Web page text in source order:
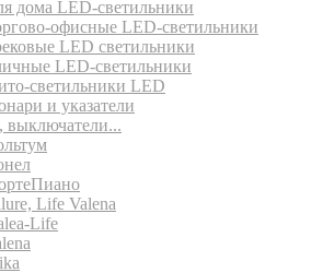
дома LED-светильники
офисные LED-светильники
LED светильники
LED-светильники
светильники LED
и указатели
выключатели...
Life Valena
Life